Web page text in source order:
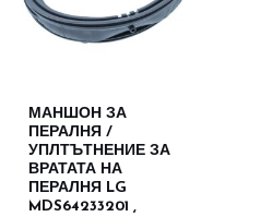
МАНШОН ЗА
ПЕРАЛНЯ /
УПЛТЪТНЕНИЕ ЗА
ВРАТАТА НА
ПЕРАЛНЯ LG
MDS64233201 ,